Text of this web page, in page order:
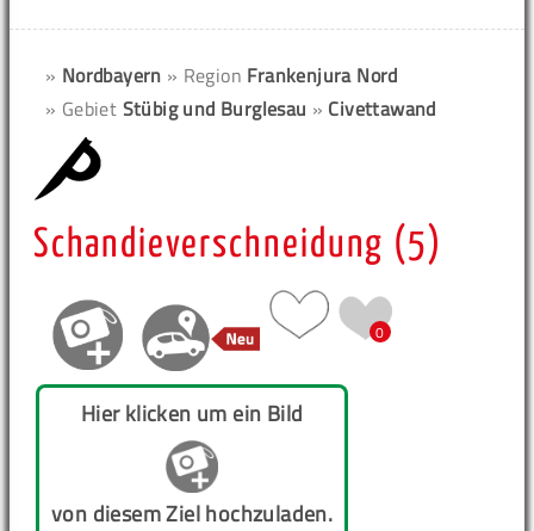
» Nordbayern » Region Frankenjura Nord
» Gebiet Stübig und Burglesau » Civettawand
Schandieverschneidung (5)
0
Hier klicken um ein Bild
von diesem Ziel hochzuladen.